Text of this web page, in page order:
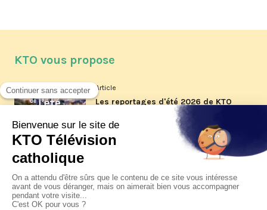
KTO vous propose
Article
Les reportages d'été 2026 de KTO
Article
La visite pastorale du pape Léon
jeudi 6 août